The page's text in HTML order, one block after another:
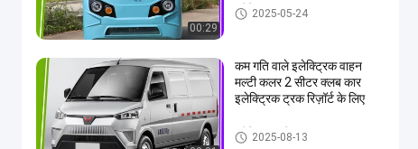
00:29
इलेक्ट्रिक शटल कार
2025-05-24
कम गति वाले इलेक्ट्रिक वाहन
मल्टी कलर 2 सीटर क्लब कार
इलेक्ट्रिक ट्रक रिज़ॉर्ट के लिए
इलेक्ट्रिक टूरिस्ट कार
2025-08-13